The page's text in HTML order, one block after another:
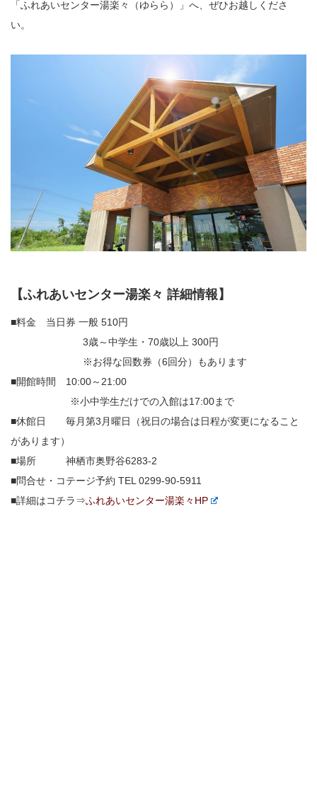
「ふれあいセンター湯楽々（ゆらら）」へ、ぜひお越しくださ
い。
【ふれあいセンター湯楽々 詳細情報】
■料金 当日券 一般 510円
3歳～中学生・70歳以上 300円
※お得な回数券（6回分）もあります
■開館時間 10:00～21:00
※小中学生だけでの入館は17:00まで
■休館日 毎月第3月曜日（祝日の場合は日程が変更になること
があります）
■場所 神栖市奥野谷6283-2
■問合せ・コテージ予約 TEL 0299-90-5911
■詳細はコチラ⇒ふれあいセンター湯楽々HP